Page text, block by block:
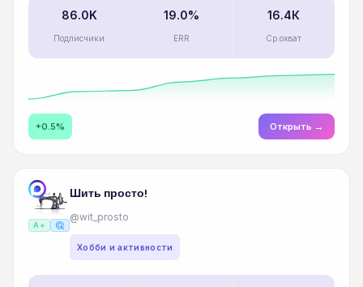
86.0K
Подписчики
19.0%
ERR
16.4К
Ср.охват
+0.5% Открыть →
A+ ads_click
Шить просто!
@wit_prosto
Хобби и активности